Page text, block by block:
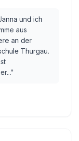
und ich
aus
an der
Thurgau.
"